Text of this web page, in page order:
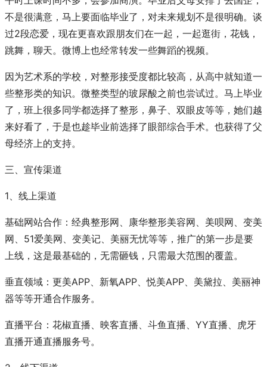
不是很满意，马上要面临毕业了，对未来规划不是很明确。谈
过2段恋爱，现在更喜欢跟朋友们在一起，一起逛街，花钱，
跳舞，聊天。微博上也经常转发一些舞蹈的视频。
因为艺术系的学校，对整形接受度都比较高，从高中就知道一
些整形类的知识。微整类型的玻尿酸之前也尝试过。马上毕业
了，班上很多同学都选择了整形，鼻子、双眼皮等等，她们越
来好看了，于是也趁毕业前选择了眼部综合手术。也获得了父
母经济上的支持。
三、宣传渠道
1、线上渠道
基础网站合作：经典整形网、康华整形美容网、美呗网、变美
网、51爱美网、变美记、美丽无忧等等，推广的第一步是要
上线，这是最基础的，无需砸钱，只需最大范围的覆盖。
垂直领域：更美APP、新氧APP、悦美APP、美黛拉、美丽神
器等等开通合作服务。
直播平台：花椒直播、映客直播、斗鱼直播、YY直播、虎牙
直播开通直播服务号。